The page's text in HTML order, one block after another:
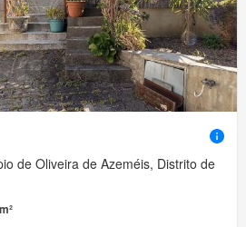
de Oliveira de Azeméis, Distrito de